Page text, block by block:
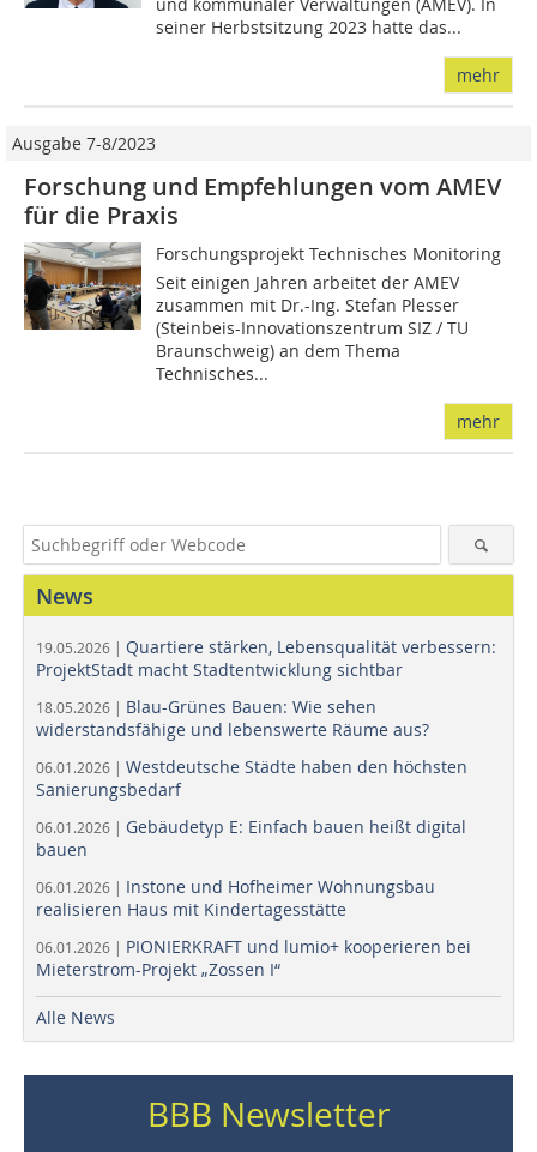
seiner Herbstsitzung 2023 hatte das...
mehr
Ausgabe 7-8/2023
Forschung und Empfehlungen vom AMEV
für die Praxis
Forschungsprojekt Technisches Monitoring
Seit einigen Jahren arbeitet der AMEV
zusammen mit Dr.-Ing. Stefan Plesser
(Steinbeis-Innovationszentrum SIZ / TU
Braunschweig) an dem Thema
Technisches...
mehr
News
19.05.2026 | Quartiere stärken, Lebensqualität verbessern:
ProjektStadt macht Stadtentwicklung sichtbar
18.05.2026 | Blau-Grünes Bauen: Wie sehen
widerstandsfähige und lebenswerte Räume aus?
06.01.2026 | Westdeutsche Städte haben den höchsten
Sanierungsbedarf
06.01.2026 | Gebäudetyp E: Einfach bauen heißt digital
bauen
06.01.2026 | Instone und Hofheimer Wohnungsbau
realisieren Haus mit Kindertagesstätte
06.01.2026 | PIONIERKRAFT und lumio+ kooperieren bei
Mieterstrom-Projekt „Zossen I“
Alle News
BBB Newsletter